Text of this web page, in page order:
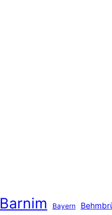
Barnim Bayern